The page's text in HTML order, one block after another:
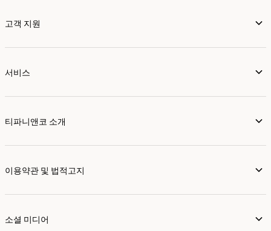
고객 지원
서비스
티파니앤코 소개
이용약관 및 법적고지
소셜 미디어